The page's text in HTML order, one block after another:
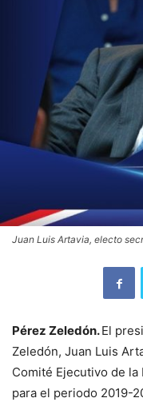
Juan Luis Artavia, electo
Pérez Zeledón.El
Zeledón, Juan Luis
Comité Ejecutivo de
para el periodo 2019-